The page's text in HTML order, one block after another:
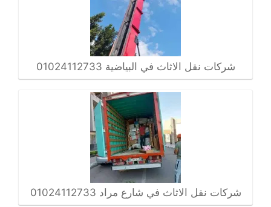
شركات نقل الاثاث في البياضية 01024112733
شركات نقل الاثاث في شارع مراد 01024112733